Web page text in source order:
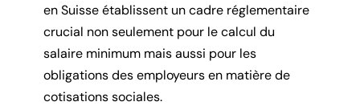
en Suisse établissent un cadre réglementaire
crucial non seulement pour le calcul du
salaire minimum mais aussi pour les
obligations des employeurs en matière de
cotisations sociales.